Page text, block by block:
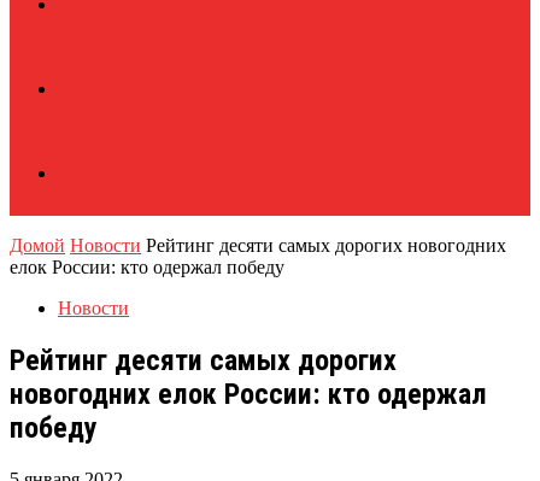
Домой Новости Рейтинг десяти самых дорогих новогодних
елок России: кто одержал победу
Новости
Рейтинг десяти самых дорогих
новогодних елок России: кто одержал
победу